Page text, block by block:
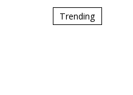
Trending